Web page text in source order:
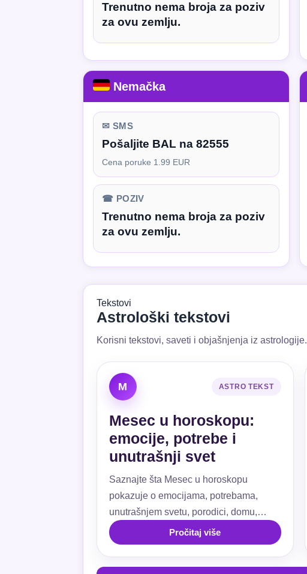
Trenutno nema broja za poziv
za ovu zemlju.
Nemačka
✉ SMS
Pošaljite BAL na 82555
Cena poruke 1.99 EUR
☎ POZIV
Trenutno nema broja za poziv
za ovu zemlju.
Tekstovi
Astrološki tekstovi
Korisni tekstovi, saveti i objašnjenja iz astrologije.
M ASTRO TEKST
Mesec u horoskopu:
emocije, potrebe i
unutrašnji svet
Saznajte šta Mesec u horoskopu
pokazuje o emocijama, potrebama,
unutrašnjem svetu, porodici, domu,
ljubavi, navikama i emotivnoj sigurnosti.
Pročitaj više